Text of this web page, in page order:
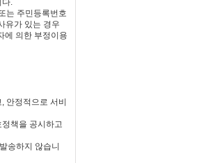
다.
는 주민등록번호
유가 있는 경우
에 의한 부정이용
안정적으로 서비
책을 공시하고
송하지 않습니